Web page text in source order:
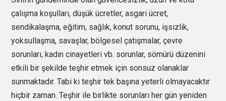
çalışma koşulları, düşük ücretler, asgari ücret,
sendikalaşma, eğitim, sağlık, konut sorunu, işsizlik,
yoksullaşma, savaşlar, bölgesel çatışmalar, çevre
sorunları, kadın cinayetleri vb. sorunlar, sömürü düzenini
etkili bir şekilde teşhir etmek için sonsuz olanaklar
sunmaktadır. Tabi ki teşhir tek başına yeterli olmayacaktır
hiçbir zaman. Teşhir ile birlikte sorunları her gün yeniden